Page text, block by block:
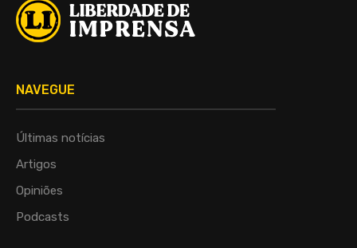
NAVEGUE
Últimas notícias
Artigos
Opiniões
Podcasts